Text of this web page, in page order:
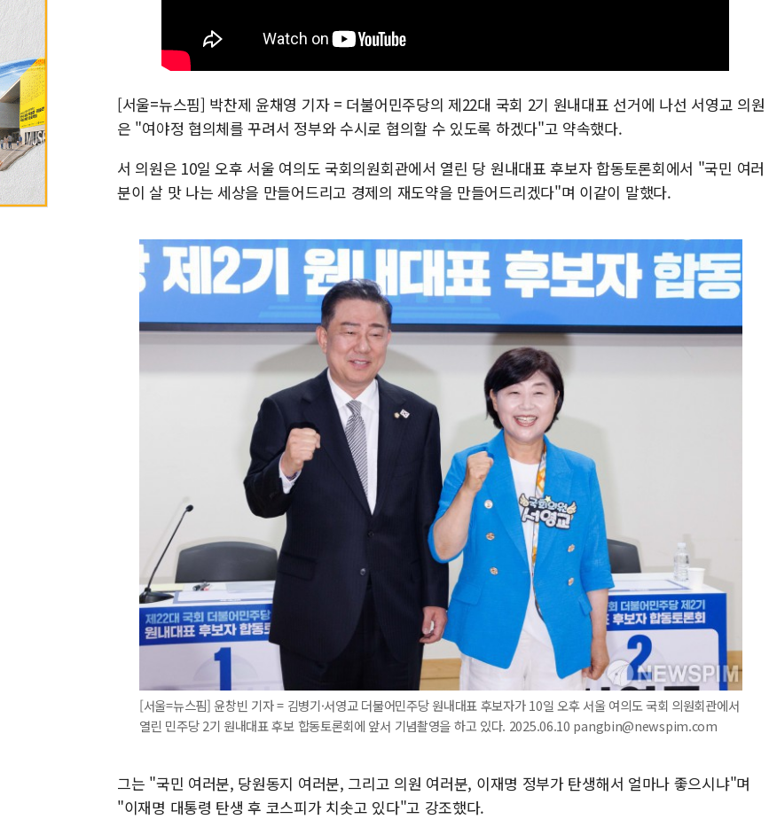
[서울=뉴스핌] 박찬제 윤채영 기자 = 더불어민주당의 제22대 국회 2기 원내대표 선거에 나선 서영교 의원
은 "여야정 협의체를 꾸려서 정부와 수시로 협의할 수 있도록 하겠다"고 약속했다.
서 의원은 10일 오후 서울 여의도 국회의원회관에서 열린 당 원내대표 후보자 합동토론회에서 "국민 여러
분이 살 맛 나는 세상을 만들어드리고 경제의 재도약을 만들어드리겠다"며 이같이 말했다.
[서울=뉴스핌] 윤창빈 기자 = 김병기·서영교 더불어민주당 원내대표 후보자가 10일 오후 서울 여의도 국회 의원회관에서
열린 민주당 2기 원내대표 후보 합동토론회에 앞서 기념촬영을 하고 있다. 2025.06.10 pangbin@newspim.com
그는 "국민 여러분, 당원동지 여러분, 그리고 의원 여러분, 이재명 정부가 탄생해서 얼마나 좋으시냐"며
"이재명 대통령 탄생 후 코스피가 치솟고 있다"고 강조했다.